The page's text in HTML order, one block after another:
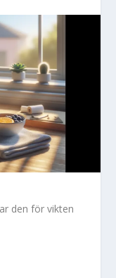
den för vikten